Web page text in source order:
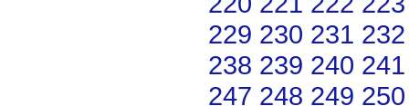
229 230 231 232
238 239 240 241
247 248 249 250